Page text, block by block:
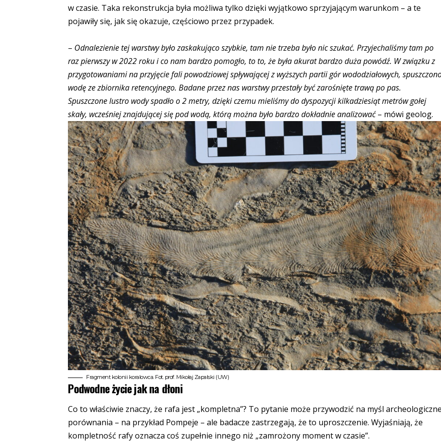
w czasie. Taka rekonstrukcja była możliwa tylko dzięki wyjątkowo sprzyjającym warunkom – a te
pojawiły się, jak się okazuje, częściowo przez przypadek.
– Odnalezienie tej warstwy było zaskakująco szybkie, tam nie trzeba było nic szukać. Przyjechaliśmy tam po
raz pierwszy w 2022 roku i co nam bardzo pomogło, to to, że była akurat bardzo duża powódź. W związku z
przygotowaniami na przyjęcie fali powodziowej spływającej z wyższych partii gór wododziałowych,
wodę ze zbiornika retencyjnego. Badane przez nas warstwy przestały być zarośnięte trawą po pas.
Spuszczone lustro wody spadło o 2 metry, dzięki czemu mieliśmy do dyspozycji kilkadziesiąt metrów gołej
skały, wcześniej znajdującej się pod wodą, którą można było bardzo dokładnie analizować– mówi geolog.
Fragment kolonii koralowca. Fot. prof. Mikołaj Zapalski (UW)
Podwodne życie jak na dłoni
Co to właściwie znaczy, że rafa jest „kompletna”? To pytanie może przywodzić na myśl
porównania – na przykład Pompeje – ale badacze zastrzegają, że to uproszczenie. Wyjaśniają, że
kompletność rafy oznacza coś zupełnie innego niż „zamrożony moment w czasie”.